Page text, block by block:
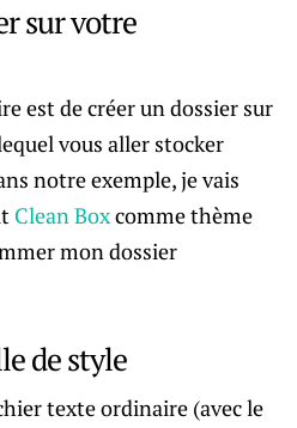
sur votre
est de créer un dossier sur
vous aller stocker
notre exemple, je vais
Clean Boxcomme thème
mon dossier
de style
texte ordinaire (avec le